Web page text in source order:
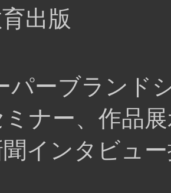
出版
パーブランド
ナー、作品
インタビュ